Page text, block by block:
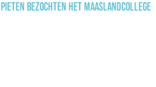
Pieten bezochten het Maaslandcollege